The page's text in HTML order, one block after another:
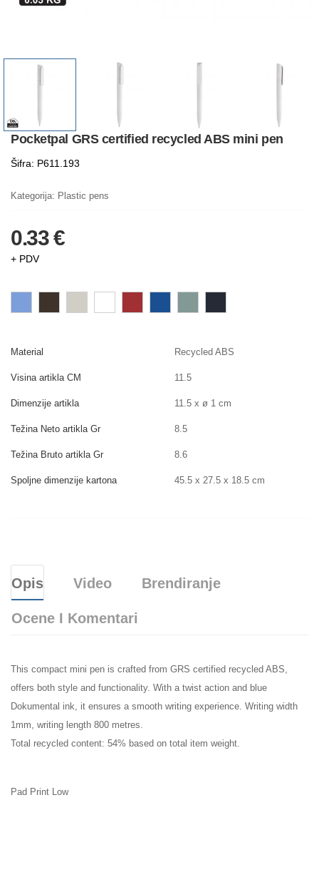
Pocketpal GRS certified recycled ABS mini pen
Šifra: P611.193
Kategorija: Plastic pens
0.33 €
+ PDV
Material Recycled ABS
Visina artikla CM 11.5
Dimenzije artikla 11.5 x ø 1 cm
Težina Neto artikla Gr 8.5
Težina Bruto artikla Gr 8.6
Spoljne dimenzije kartona 45.5 x 27.5 x 18.5 cm
Opis Video Brendiranje
Ocene I Komentari
This compact mini pen is crafted from GRS certified recycled ABS,
offers both style and functionality. With a twist action and blue
Dokumental ink, it ensures a smooth writing experience. Writing width
1mm, writing length 800 metres.
Total recycled content: 54% based on total item weight.
Pad Print Low